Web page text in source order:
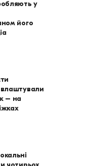
у
його
влаштували
– на